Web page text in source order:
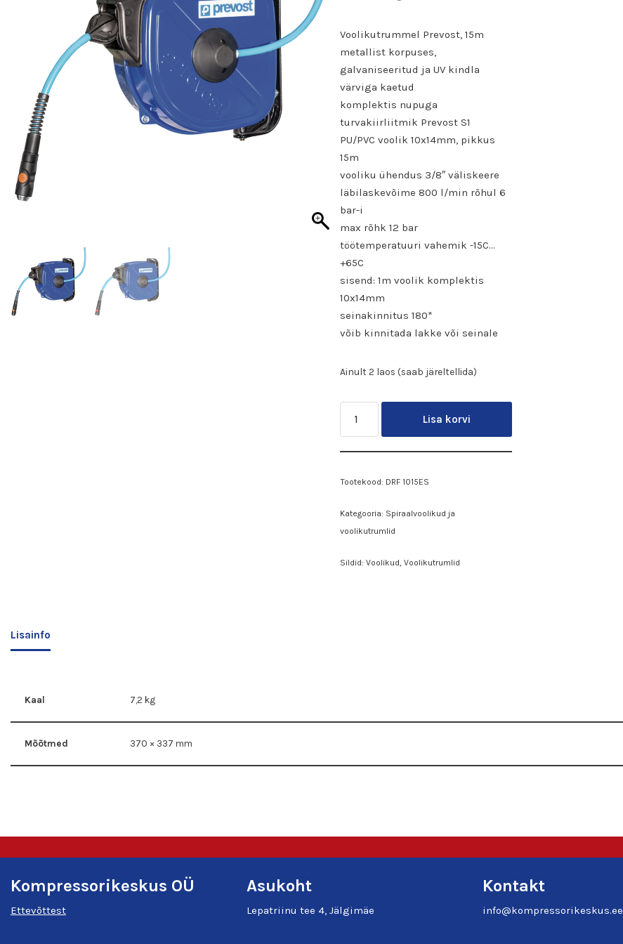
Voolikutrummel Prevost, 15m
metallist korpuses,
galvaniseeritud ja UV kindla
värviga kaetud
komplektis nupuga
turvakiirliitmik Prevost S1
PU/PVC voolik 10x14mm, pikkus
15m
vooliku ühendus 3/8″ väliskeere
läbilaskevõime 800 l/min rõhul 6
bar-i
max rõhk 12 bar
töötemperatuuri vahemik -15C…
+65C
sisend: 1m voolik komplektis
10x14mm
seinakinnitus 180*
võib kinnitada lakke või seinale
Ainult 2 laos (saab järeltellida)
Lisa korvi
Tootekood: DRF 1015ES
Kategooria: Spiraalvoolikud ja
voolikutrumlid
Sildid:Voolikud,Voolikutrumlid
Lisainfo
Kaal 7,2 kg
Mõõtmed 370 × 337 mm
Kompressorikeskus OÜ
Ettevõttest
Asukoht
Lepatriinu tee 4, Jälgimäe
Kontakt
info@kompressorikeskus.ee